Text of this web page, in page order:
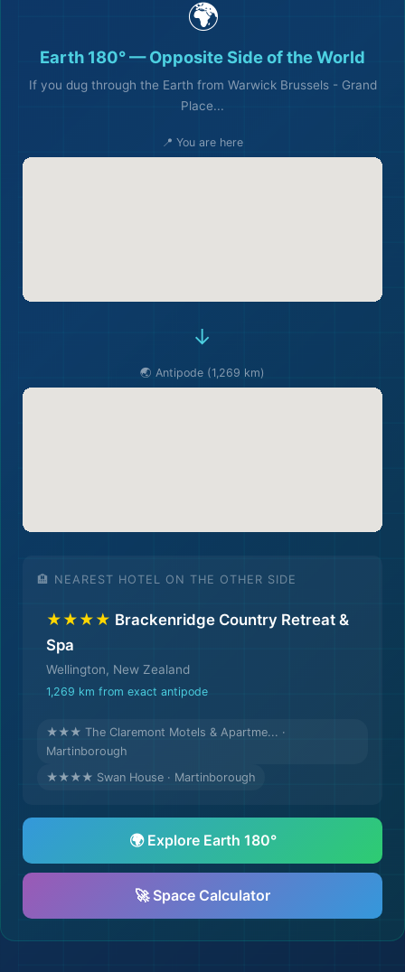
🌍
Earth 180° — Opposite Side of the World
If you dug through the Earth from Warwick Brussels - Grand
Place...
📍 You are here
→
🌏 Antipode (1,269 km)
🏨 NEAREST HOTEL ON THE OTHER SIDE
★★★★ Brackenridge Country Retreat &
Spa
Wellington, New Zealand
1,269 km from exact antipode
★★★ The Claremont Motels & Apartme... ·
Martinborough
★★★★ Swan House · Martinborough
🌍 Explore Earth 180°
🚀 Space Calculator